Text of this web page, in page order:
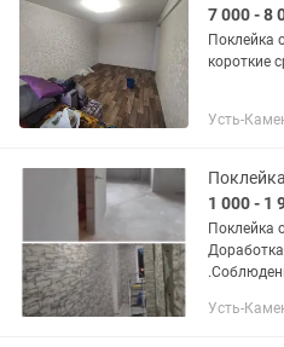
7 000 - 8
Поклейка
короткие
Усть-
1 000 - 1
Поклейка
Доработка
.Соблюдение
Усть-